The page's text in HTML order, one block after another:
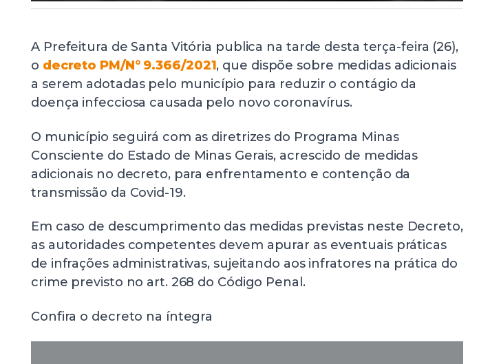
A Prefeitura de Santa Vitória publica na tarde desta terça-feira (26),
o decreto PM/N° 9.366/2021, que dispõe sobre medidas adicionais
a serem adotadas pelo município para reduzir o contágio da
doença infecciosa causada pelo novo coronavírus.
O município seguirá com as diretrizes do Programa Minas
Consciente do Estado de Minas Gerais, acrescido de medidas
adicionais no decreto, para enfrentamento e contenção da
transmissão da Covid-19.
Em caso de descumprimento das medidas previstas neste Decreto,
as autoridades competentes devem apurar as eventuais práticas
de infrações administrativas, sujeitando aos infratores na prática do
crime previsto no art. 268 do Código Penal.
Confira o decreto na íntegra